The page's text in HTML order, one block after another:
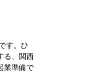
す。ひ
る、関西
業準備で